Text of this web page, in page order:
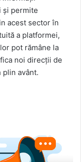
și permite
acest sector în
a platformei,
pot rămâne la
noi direcții de
avânt.